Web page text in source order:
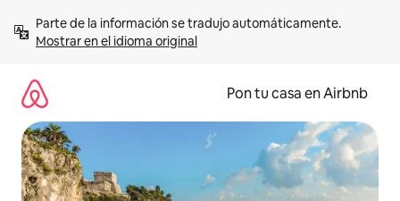
contenidoMostrar en el idioma original
Pon tu casa en Airbnb